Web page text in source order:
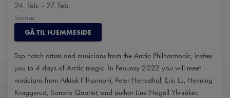
24. feb. - 27. feb.
Tromsø
GÅ TIL HJEMMESIDE
Top notch artists and musicians from the Arctic Philharmonic, invites
you to 4 days of Arctic magic. In Feburay 2022 you will meet
musicians from Arktisk Filharmoni, Peter Herresthal, Eric Lu, Henning
Kraggerud, Sonoro Quartet, and author Line Nagell Ylvisåker.